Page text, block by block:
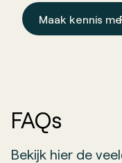
Maak kennis
FAQs
Bekijk hier de